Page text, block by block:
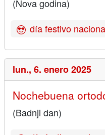
(Nova godina)
día festivo
lun., 6. enero 2025
Nochebuena
(Badnji dan)